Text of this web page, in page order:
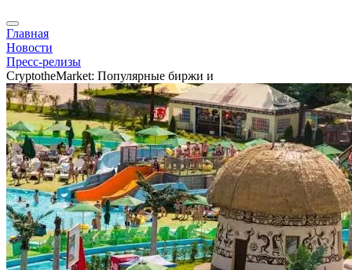
Главная
Новости
Пресс-релизы
CryptotheMarket: Популярные биржи и